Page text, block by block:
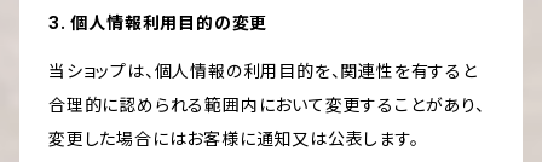
3. 個人情報利用目的の変更
当ショップは、個人情報の利用目的を、関連性を有すると
合理的に認められる範囲内において変更することがあり、
変更した場合にはお客様に通知又は公表します。